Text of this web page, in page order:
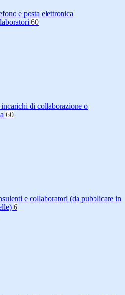
e posta elettronica
60
di collaborazione o
60
e collaboratori (da pubblicare in
6